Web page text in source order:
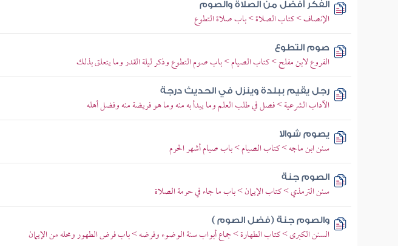
الفكر أفضل من الصلاة والصوم
الإنصاف > كتاب الصلاة > باب صلاة التطوع
صوم التطوع
الفروع لابن مفلح > كتاب الصيام > باب صوم التطوع وذكر ليلة القدر وما يتعلق بذلك
رجل يقيم ببلدة وينزل في الحديث درجة
الآداب الشرعية > فصل في طلب العلم وما يبدأ به منه وما هو فريضة منه وفضل أهله
يصوم شوالا
سنن ابن ماجه > كتاب الصيام > باب صيام أشهر الحرم
الصوم جنة
سنن الترمذي > كتاب الإيمان > باب ما جاء في حرمة الصلاة
والصوم جنة (فضل الصوم )
السنن الكبرى > كتاب الطهارة > جماع أبواب سنة الوضوء وفرضه > باب فرض الطهور ومحله من الإيمان